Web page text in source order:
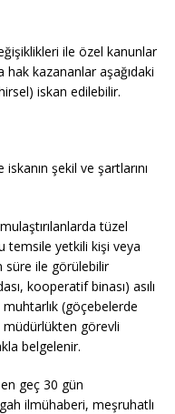
ile özel kanunlar
kazananlar aşağıdaki
iskan edilebilir.
şekil ve şartlarını
tüzel
temsile yetkili kişi veya
süre ile görülebilir
kooperatif binası) asılı
muhtarlık (göçebelerde
görevli
belgelenir.
geç 30 gün
ilmühaberi, meşruhatlı